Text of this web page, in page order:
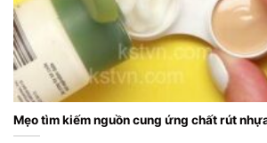
Mẹo tìm kiếm nguồn cung ứng chất rút